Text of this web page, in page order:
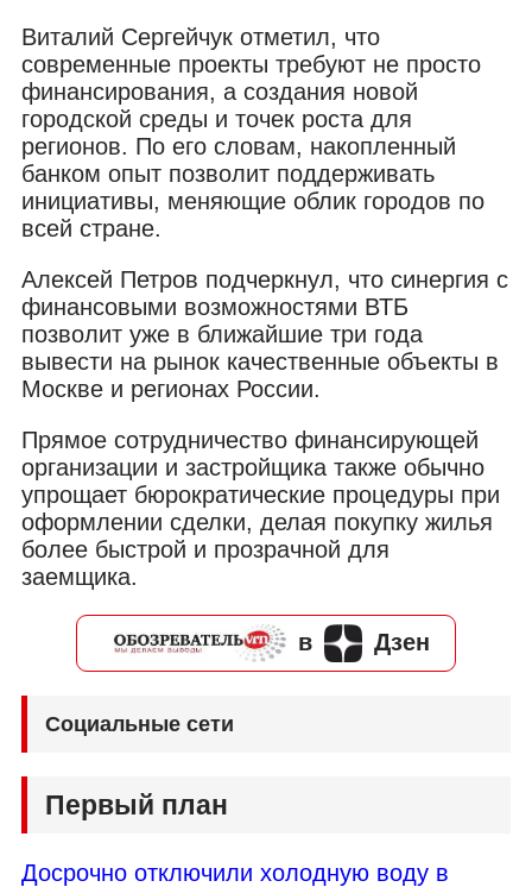
Виталий Сергейчук отметил, что
современные проекты требуют не просто
финансирования, а создания новой
городской среды и точек роста для
регионов. По его словам, накопленный
банком опыт позволит поддерживать
инициативы, меняющие облик городов по
всей стране.
Алексей Петров подчеркнул, что синергия с
финансовыми возможностями ВТБ
позволит уже в ближайшие три года
вывести на рынок качественные объекты в
Москве и регионах России.
Прямое сотрудничество финансирующей
организации и застройщика также обычно
упрощает бюрократические процедуры при
оформлении сделки, делая покупку жилья
более быстрой и прозрачной для
заемщика.
в Дзен
Социальные сети
Первый план
Досрочно отключили холодную воду в